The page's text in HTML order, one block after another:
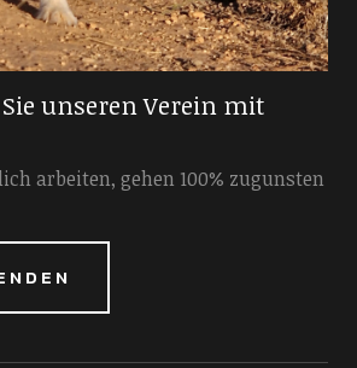
unseren Verein mit
arbeiten, gehen 100% zugunsten